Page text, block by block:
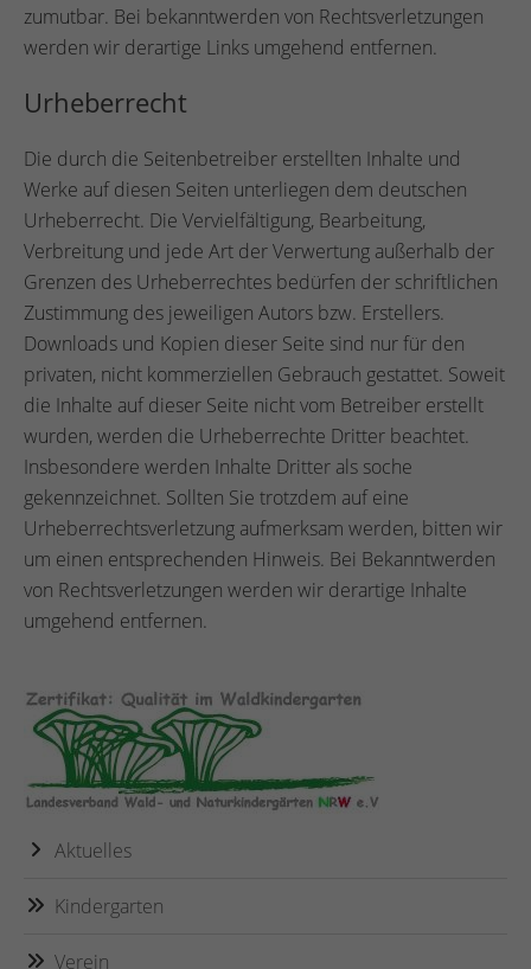
zumutbar. Bei bekanntwerden von Rechtsverletzungen
werden wir derartige Links umgehend entfernen.
Urheberrecht
Die durch die Seitenbetreiber erstellten Inhalte und
Werke auf diesen Seiten unterliegen dem deutschen
Urheberrecht. Die Vervielfältigung, Bearbeitung,
Verbreitung und jede Art der Verwertung außerhalb der
Grenzen des Urheberrechtes bedürfen der schriftlichen
Zustimmung des jeweiligen Autors bzw. Erstellers.
Downloads und Kopien dieser Seite sind nur für den
privaten, nicht kommerziellen Gebrauch gestattet. Soweit
die Inhalte auf dieser Seite nicht vom Betreiber erstellt
wurden, werden die Urheberrechte Dritter beachtet.
Insbesondere werden Inhalte Dritter als soche
gekennzeichnet. Sollten Sie trotzdem auf eine
Urheberrechtsverletzung aufmerksam werden, bitten wir
um einen entsprechenden Hinweis. Bei Bekanntwerden
von Rechtsverletzungen werden wir derartige Inhalte
umgehend entfernen.
Aktuelles
Kindergarten
Verein